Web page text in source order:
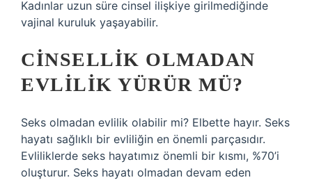
Kadınlar uzun süre cinsel ilişkiye girilmediğinde
vajinal kuruluk yaşayabilir.
CINSELLIK OLMADAN
EVLILIK YÜRÜR MÜ?
Seks olmadan evlilik olabilir mi? Elbette hayır. Seks
hayatı sağlıklı bir evliliğin en önemli parçasıdır.
Evliliklerde seks hayatımız önemli bir kısmı, %70’i
oluşturur. Seks hayatı olmadan devam eden